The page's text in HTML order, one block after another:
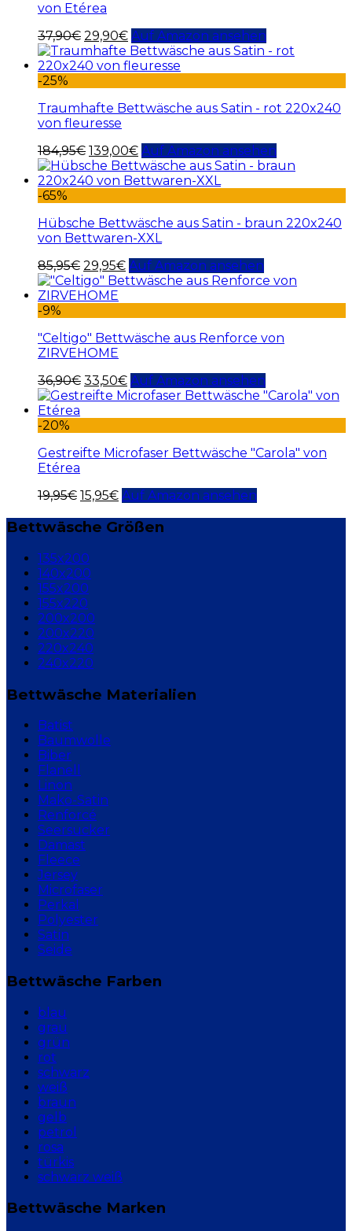
von Etérea
37,90€ 29,90€ Auf Amazon ansehen
-25%
Traumhafte Bettwäsche aus Satin - rot 220x240
von fleuresse
184,95€ 139,00€ Auf Amazon ansehen
-65%
Hübsche Bettwäsche aus Satin - braun 220x240
von Bettwaren-XXL
85,95€ 29,95€ Auf Amazon ansehen
-9%
"Celtigo" Bettwäsche aus Renforce von
ZIRVEHOME
36,90€ 33,50€ Auf Amazon ansehen
-20%
Gestreifte Microfaser Bettwäsche "Carola" von
Etérea
19,95€ 15,95€ Auf Amazon ansehen
Bettwäsche Größen
135x200
140x200
155x200
155x220
200x200
200x220
220x240
240x220
Bettwäsche Materialien
Batist
Baumwolle
Biber
Flanell
Linon
Mako-Satin
Renforcé
Seersucker
Damast
Fleece
Jersey
Microfaser
Perkal
Polyester
Satin
Seide
Bettwäsche Farben
blau
grau
grün
rot
schwarz
weiß
braun
gelb
petrol
rosa
türkis
schwarz weiß
Bettwäsche Marken